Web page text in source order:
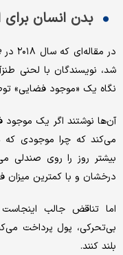
بدن انسان
در مقاله‌ای که سال ۲۰۱۸ در
شد، نویسندگان با لحنی
نگاه یک «موجود فضایی»
آن‌ها نوشتند اگر یک موجود
می‌کند که چرا موجودی که
بیشتر روز را روی صندلی
درخشان و با کمترین میزان
اما تناقض جالب
بی‌تحرکی، پول پرداخت
بلند کنند.